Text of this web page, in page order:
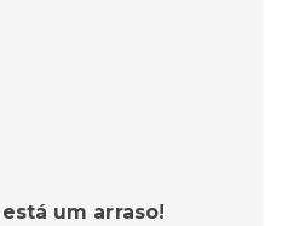
um arraso!